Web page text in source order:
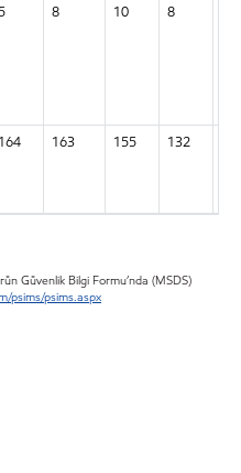
5 8 10 8
164 163 155 132
Güvenlik Bilgi Formu’nda (MSDS)
psims/psims.aspx